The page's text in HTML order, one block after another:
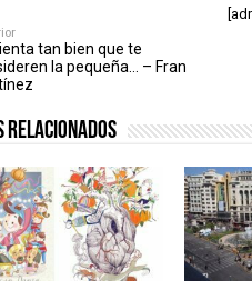
tan bien que te
la pequeña… – Fran